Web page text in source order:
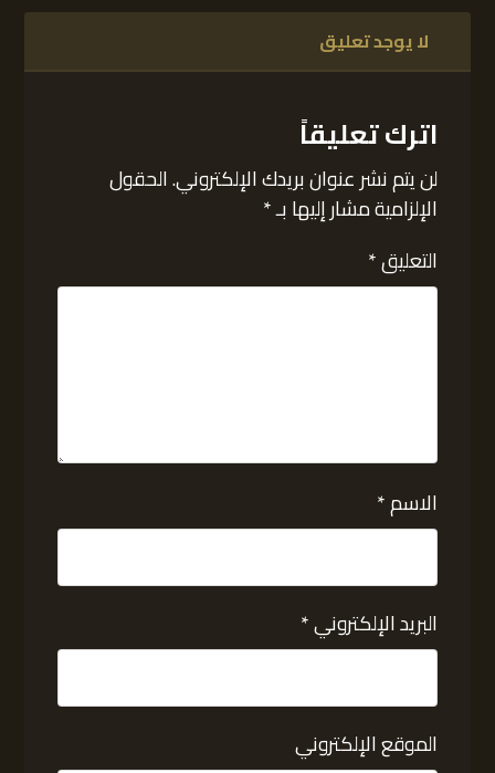
لا يوجد تعليق
اترك تعليقاً
لن يتم نشر عنوان بريدك الإلكتروني.الحقول
الإلزامية مشار إليها بـ*
التعليق*
الاسم*
البريد الإلكتروني*
الموقع الإلكتروني